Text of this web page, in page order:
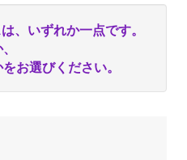
、いずれか一点です。
お選びください。